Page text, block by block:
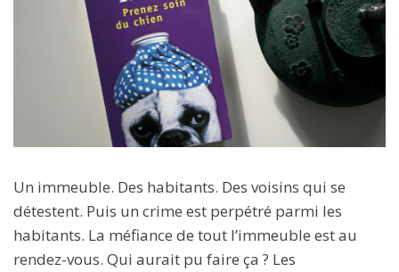
Un immeuble. Des habitants. Des voisins qui se
détestent. Puis un crime est perpétré parmi les
habitants. La méfiance de tout l’immeuble est au
rendez-vous. Qui aurait pu faire ça ? Les